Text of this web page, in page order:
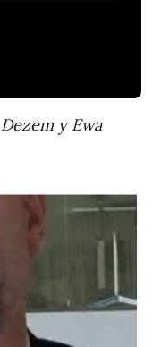
y Ewa